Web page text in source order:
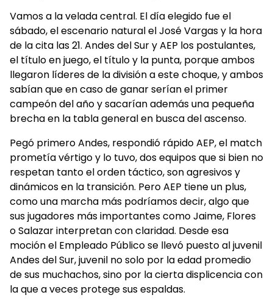
Vamos a la velada central. El día elegido fue el
sábado, el escenario natural el José Vargas y la hora
de la cita las 21. Andes del Sur y AEP los postulantes,
el título en juego, el título y la punta, porque ambos
llegaron líderes de la división a este choque, y ambos
sabían que en caso de ganar serían el primer
campeón del año y sacarían además una pequeña
brecha en la tabla general en busca del ascenso.
Pegó primero Andes, respondió rápido AEP, el match
prometía vértigo y lo tuvo, dos equipos que si bien no
respetan tanto el orden táctico, son agresivos y
dinámicos en la transición. Pero AEP tiene un plus,
como una marcha más podríamos decir, algo que
sus jugadores más importantes como Jaime, Flores
o Salazar interpretan con claridad. Desde esa
moción el Empleado Público se llevó puesto al juvenil
Andes del Sur, juvenil no solo por la edad promedio
de sus muchachos, sino por la cierta displicencia con
la que a veces protege sus espaldas.